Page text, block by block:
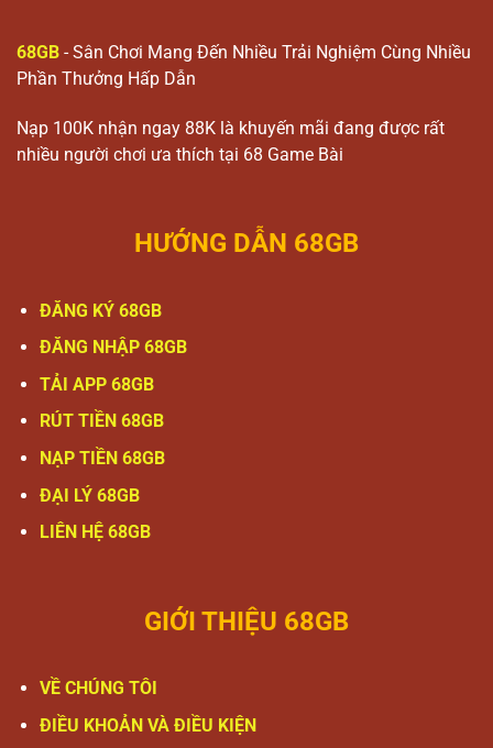
68GB - Sân Chơi Mang Đến Nhiều Trải Nghiệm Cùng Nhiều
Phần Thưởng Hấp Dẫn
Nạp 100K nhận ngay 88K là khuyến mãi đang được rất
nhiều người chơi ưa thích tại 68 Game Bài
HƯỚNG DẪN 68GB
ĐĂNG KÝ 68GB
ĐĂNG NHẬP 68GB
TẢI APP 68GB
RÚT TIỀN 68GB
NẠP TIỀN 68GB
ĐẠI LÝ 68GB
LIÊN HỆ 68GB
GIỚI THIỆU 68GB
VỀ CHÚNG TÔI
ĐIỀU KHOẢN VÀ ĐIỀU KIỆN